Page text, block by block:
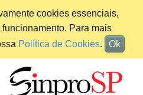
cookies essenciais,
Para mais
Política de Cookies. Ok